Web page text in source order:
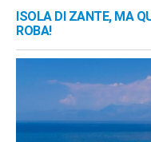
ISOLA DI ZANTE, MA
ROBA!